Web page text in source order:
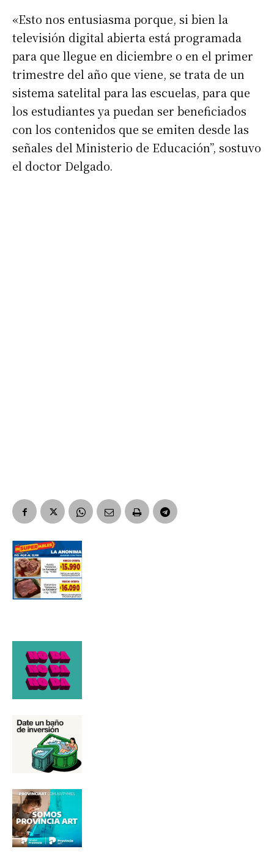
«Esto nos entusiasma porque, si bien la
televisión digital abierta está programada
para que llegue en diciembre o en el primer
trimestre del año que viene, se trata de un
sistema satelital para las escuelas, para que
los estudiantes ya puedan ser beneficiados
con los contenidos que se emiten desde las
señales del Ministerio de Educación”, sostuvo
el doctor Delgado.